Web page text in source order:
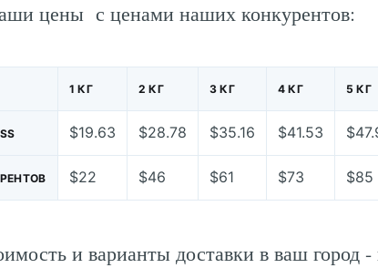
цены с ценами наших конкурентов:
1 КГ 2 КГ 3 КГ 4 КГ 5 КГ
$19.63 $28.78 $35.16 $41.53
$22 $46 $61 $73 $85
и варианты доставки в ваш город